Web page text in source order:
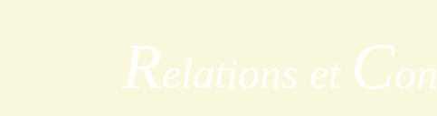
Relations et C